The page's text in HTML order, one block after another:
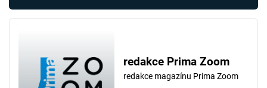
redakce Prima Zoom
redakce magazínu Prima Zoom